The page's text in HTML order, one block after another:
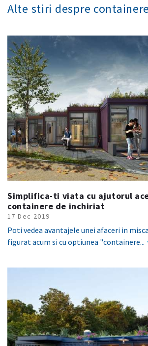
Alte stiri despre containere
Simplifica-ti viata cu ajutorul
containere de inchiriat
17 Dec 2019
Poti vedea avantajele unei afaceri in
figurat acum si cu optiunea "containere...